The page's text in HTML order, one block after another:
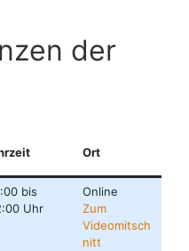
der
Ort
bis
Uhr
Online
Zum
Videomitsch
nitt